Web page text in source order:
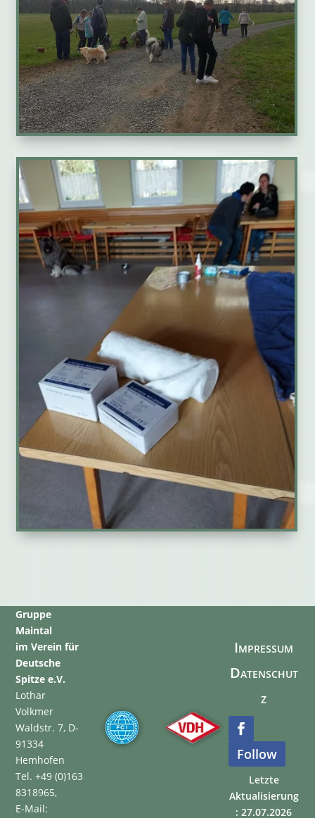
Gruppe
Maintal
im Verein für
Deutsche
Spitze e.V.
Lothar
Volkmer
Waldstr. 7, D-
91334
Hemhofen
Tel. +49 (0)163
8318965,
E-Mail:
Impressum
Datenschut
z
Follow
Letzte
Aktualisierung
: 27.07.2026